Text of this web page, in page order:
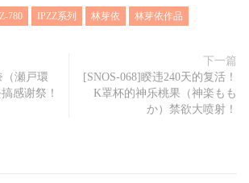
萝莉控们发出狼嚎：
！和不久前于片商Moodyz登场的新人
同，林芽依也有张极度偶像、就算是在
的大奶和翘臀；重点是演出，虽然有这
780 IPZZ系列 林芽依 林芽依作品
（瀬戸環
感谢祭！
下一篇
[SNOS-068]睽违240天的复活！
K罩杯的神乐桃果（神楽もも
か）禁欲大喷射！